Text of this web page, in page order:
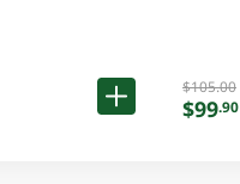
$105.00
$99.90